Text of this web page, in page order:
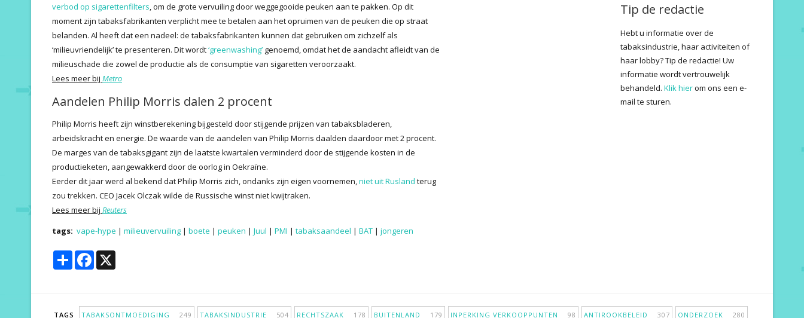
verbod op sigarettenfilters, om de grote vervuiling door weggegooide peuken aan te pakken. Op dit
moment zijn tabaksfabrikanten verplicht mee te betalen aan het opruimen van de peuken die op straat
belanden. Al heeft dat een nadeel: de tabaksfabrikanten kunnen dat gebruiken om zichzelf als
‘milieuvriendelijk’ te presenteren. Dit wordt‘greenwashing’ genoemd, omdat het de aandacht afleidt van de
milieuschade die zowel de productie als de consumptie van sigaretten veroorzaakt.
Lees meer bij Metro
Aandelen Philip Morris dalen 2 procent
Philip Morris heeft zijn winstberekening bijgesteld door stijgende prijzen van tabaksbladeren,
arbeidskracht en energie. De waarde van de aandelen van Philip Morris daalden daardoor met 2 procent.
De marges van de tabaksgigant zijn de laatste kwartalen verminderd door de stijgende kosten in de
productieketen, aangewakkerd door de oorlog in Oekraïne.
Eerder dit jaar werd al bekend dat Philip Morris zich, ondanks zijn eigen voornemen,niet uit Rusland terug
zou trekken. CEO Jacek Olczak wilde de Russische winst niet kwijtraken.
Lees meer bij Reuters
tags: vape-hype | milieuvervuiling | boete | peuken | Juul | PMI | tabaksaandeel | BAT | jongeren
Share Facebook
Tip de redactie
Hebt u informatie over de
tabaksindustrie, haar activiteiten of
haar lobby? Tip de redactie! Uw
informatie wordt vertrouwelijk
behandeld.Klik hierom ons een e-
mail te sturen.
TAGS TABAKSONTMOEDIGING 249 TABAKSINDUSTRIE 504 RECHTSZAAK 178 BUITENLAND 179 INPERKING VERKOOPPUNTEN 98 ANTIROOKBELEID 307 ONDERZOEK 280